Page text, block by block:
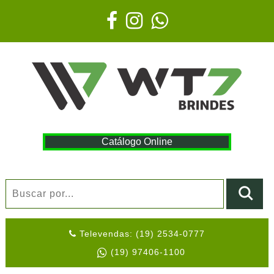
Catálogo Online
Televendas: (19) 2534-0777
(19) 97406-1100